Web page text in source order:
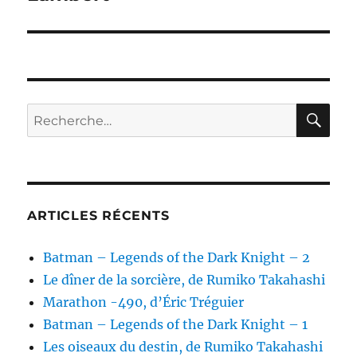
Recherche
pour :
ARTICLES RÉCENTS
Batman – Legends of the Dark Knight – 2
Le dîner de la sorcière, de Rumiko Takahashi
Marathon -490, d’Éric Tréguier
Batman – Legends of the Dark Knight – 1
Les oiseaux du destin, de Rumiko Takahashi